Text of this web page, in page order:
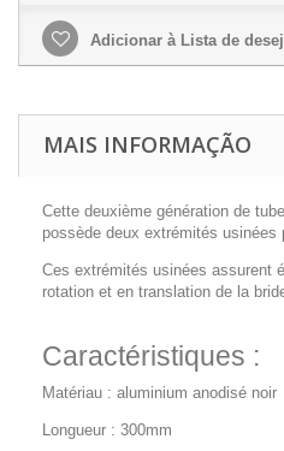
Adicionar à Lista de
MAIS INFORMAÇÃO
Cette deuxième génération de
possède deux extrémités usinées
Ces extrémités usinées assurent
rotation et en translation de la
Caractéristiques :
Matériau : aluminium anodisé noir
Longueur : 300mm